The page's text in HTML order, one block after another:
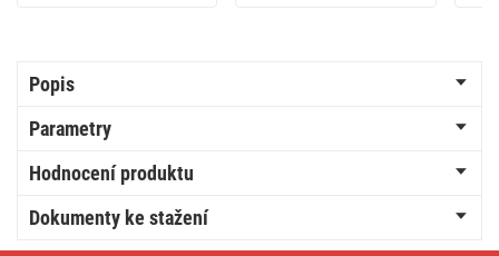
Popis
Parametry
Hodnocení produktu
Dokumenty ke stažení